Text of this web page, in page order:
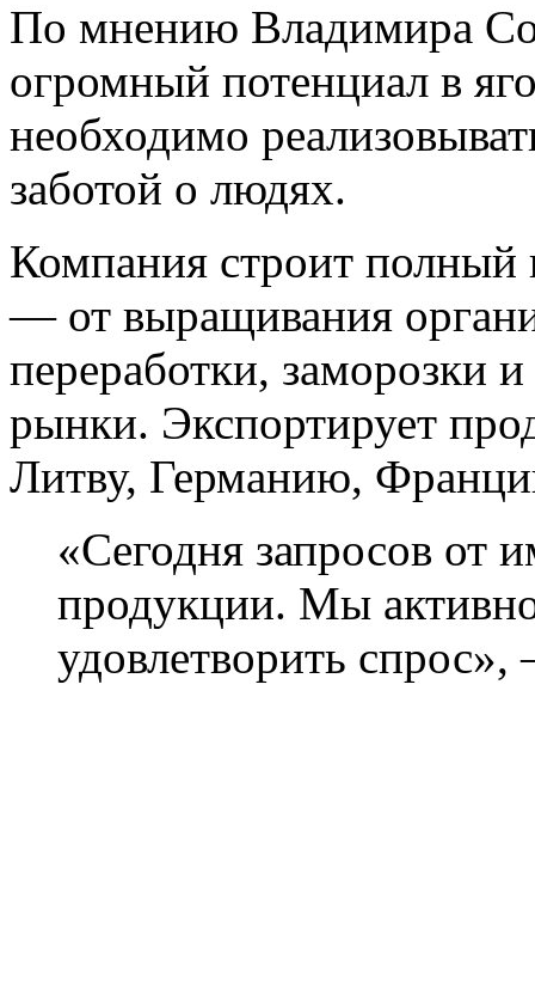
По мнению Владимира
огромный потенциал в
необходимо
заботой о людях.
Компания строит полный
— от выращивания
переработки, заморозки
рынки. Экспортирует
Литву, Германию,
«Сегодня запросов от
продукции. Мы
удовлетворить